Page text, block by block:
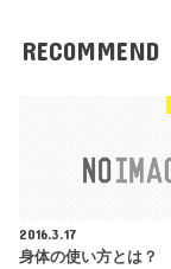
RECOMMEND
2016.3.17
身体の使い方とは？